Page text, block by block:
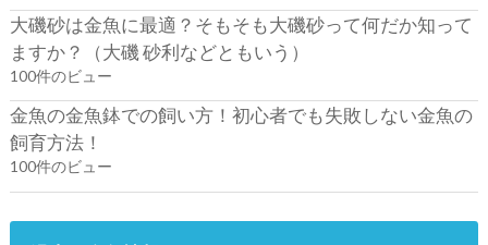
大磯砂は金魚に最適？そもそも大磯砂って何だか知って
ますか？（大磯 砂利などともいう）
100件のビュー
金魚の金魚鉢での飼い方！初心者でも失敗しない金魚の
飼育方法！
100件のビュー